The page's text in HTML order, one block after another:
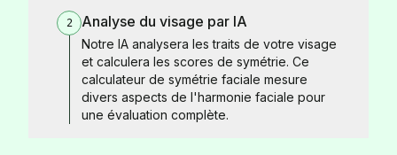
2 Analyse du visage par IA
Notre IA analysera les traits de votre visage
et calculera les scores de symétrie. Ce
calculateur de symétrie faciale mesure
divers aspects de l'harmonie faciale pour
une évaluation complète.